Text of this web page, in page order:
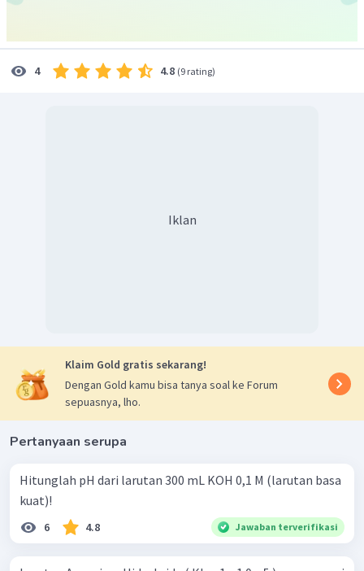
4 4.8 (9 rating)
Iklan
Klaim Gold gratis sekarang!
Dengan Gold kamu bisa tanya soal ke Forum
sepuasnya, lho.
Pertanyaan serupa
Hitunglah pH dari larutan 300 mL KOH 0,1 M (larutan basa
kuat)!
6 4.8 Jawaban terverifikasi